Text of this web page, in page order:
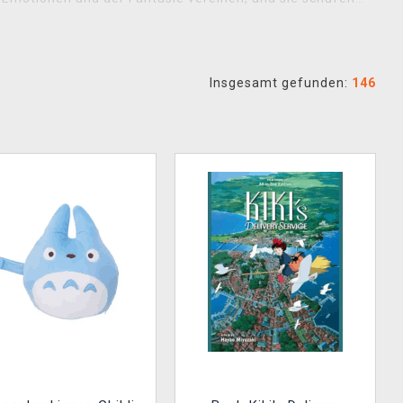
auf diesen Filmen basieren, sondern auch auf
Sammler-Artbooksvoller
könnt ihr die Atmosphäre der magischen Ghibli-Welten
oder Sophie aus Das wandelnde Schloss verzaubert
Lieblingsszene – Figuren, Plüschtiere oder detailreiche
Insgesamt gefunden: 146